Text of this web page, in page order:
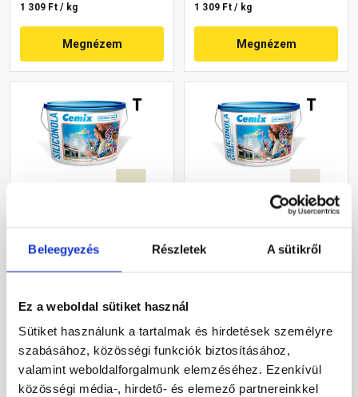
Beleegyezés Részletek A sütikről
Ez a weboldal sütiket használ
Sütiket használunk a tartalmak és hirdetések személyre
szabásához, közösségi funkciók biztosításához,
valamint weboldalforgalmunk elemzéséhez. Ezenkívül
közösségi média-, hirdető- és elemező partnereinkkel
1 309 Ft / kg
Megnézem
1 309 Ft / kg
Megnézem
szilikon vékonyvakolat,
kapart 1,5 mm 4211 cream
25 kg
44 920 Ft/ vödör
1 797 Ft / kg
Megnézem
Extra szilikon
51 380 Ft/ vödör
2 055 Ft / kg
Megnézem